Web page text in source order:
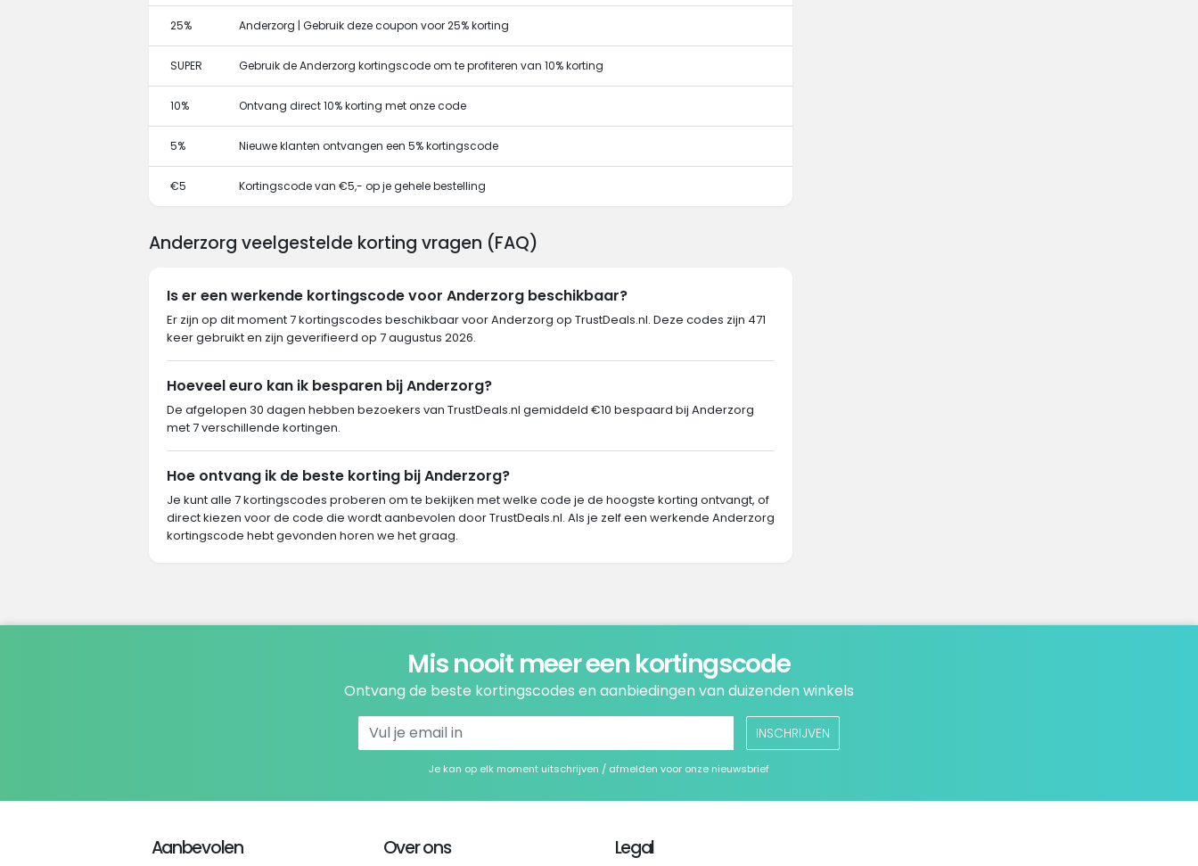
25% Anderzorg | Gebruik deze coupon voor 25% korting
SUPER Gebruik de Anderzorg kortingscode om te profiteren van 10% korting
10% Ontvang direct 10% korting met onze code
5% Nieuwe klanten ontvangen een 5% kortingscode
€5 Kortingscode van €5,- op je gehele bestelling
Anderzorg veelgestelde korting vragen (FAQ)
Is er een werkende kortingscode voor Anderzorg beschikbaar?
Er zijn op dit moment 7 kortingscodes beschikbaar voor Anderzorg op TrustDeals.nl. Deze codes zijn 471
keer gebruikt en zijn geverifieerd op 7 augustus 2026.
Hoeveel euro kan ik besparen bij Anderzorg?
De afgelopen 30 dagen hebben bezoekers van TrustDeals.nl gemiddeld €10 bespaard bij Anderzorg
met 7 verschillende kortingen.
Hoe ontvang ik de beste korting bij Anderzorg?
Je kunt alle 7 kortingscodes proberen om te bekijken met welke code je de hoogste korting ontvangt, of
direct kiezen voor de code die wordt aanbevolen door TrustDeals.nl. Als je zelf een werkende Anderzorg
kortingscode hebt gevonden horen we het graag.
Mis nooit meer een kortingscode
Ontvang de beste kortingscodes en aanbiedingen van duizenden winkels
INSCHRIJVEN
Je kan op elk moment uitschrijven / afmelden voor onze nieuwsbrief
Aanbevolen Over ons Legal